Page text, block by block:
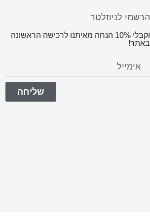
הרשמי לניוזלטר
וקבלי 10% הנחה מאיתנו לרכישה הראשונה
באתר!
שליחה